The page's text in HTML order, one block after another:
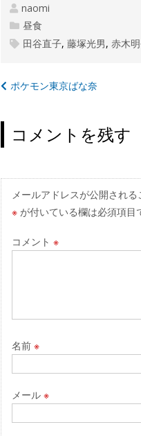
naomi
昼食
田谷直子,藤塚光男,赤木
投
ナ
ビ
ゲ
ー
シ
ョ
ン
ポケモン東京ばな奈
コメントを残す
メールアドレスが公開される
※ が付いている欄は必須項目
コメント ※
名前 ※
メール ※